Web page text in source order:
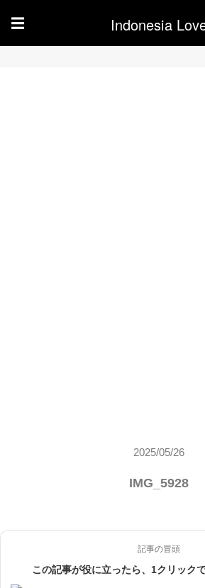
☰ Indonesia
2025/05/26
IMG_5928
記事の冒頭
この記事が役に立ったら、1クリック